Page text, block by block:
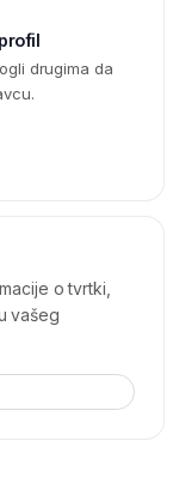
drugima da
o tvrtki,
vašeg